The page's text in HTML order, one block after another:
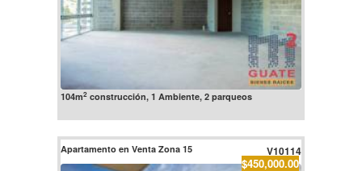
104m2construcción, 1 Ambiente, 2 parqueos
Apartamento en Venta Zona 15 V10114
$450,000.00